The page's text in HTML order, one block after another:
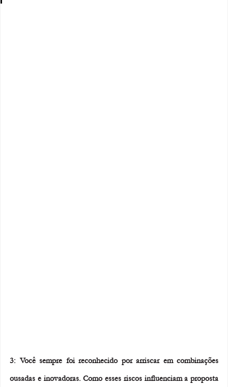
3: Você sempre foi reconhecido por arriscar em combinações
ousadas e inovadoras. Como esses riscos influenciam a proposta